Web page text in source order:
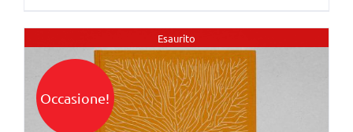
era:
€50,00.
è:
€40,00.
Esaurito
Occasione!